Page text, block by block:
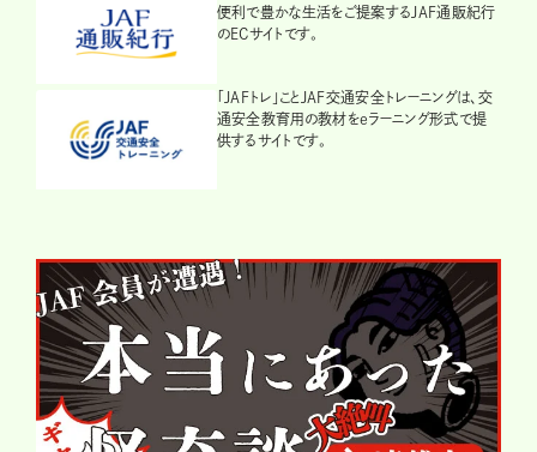
便利で豊かな生活をご提案するJAF通販紀行
のECサイトです。
「JAFトレ」ことJAF交通安全トレーニングは、交
通安全教育用の教材をeラーニング形式で提
供するサイトです。